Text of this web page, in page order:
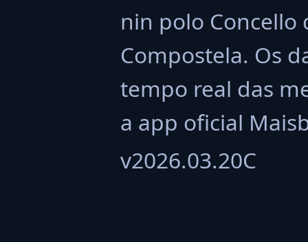
nin polo Concello
Compostela. Os
tempo real das
a app oficial
v2026.03.20C